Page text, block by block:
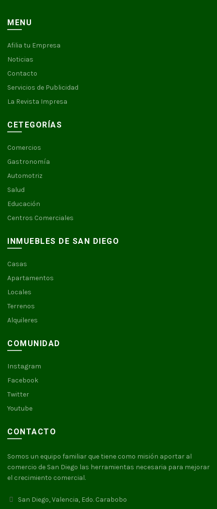
MENU
Afilia tu Empresa
Noticias
Contacto
Servicios de Publicidad
La Revista Impresa
CETEGORÍAS
Comercios
Gastronomía
Automotriz
Salud
Educación
Centros Comerciales
INMUEBLES DE SAN DIEGO
Casas
Apartamentos
Locales
Terrenos
Alquileres
COMUNIDAD
Instagram
Facebook
Twitter
Youtube
CONTACTO
Somos un equipo familiar que tiene como misión aportar al
comercio de San Diego las herramientas necesaria para mejorar
el crecimiento comercial.
San Diego, Valencia, Edo. Carabobo